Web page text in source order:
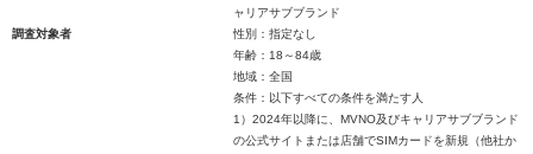
ャリアサブブランド
調査対象者
性別：指定なし
年齢：18～84歳
地域：全国
条件：以下すべての条件を満たす人
1）2024年以降に、MVNO及びキャリアサブブランド
の公式サイトまたは店舗でSIMカードを新規（他社か